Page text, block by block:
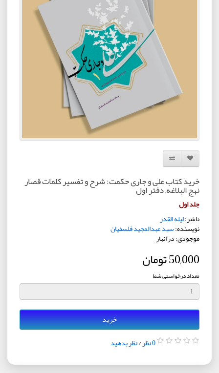
افزودن به لیست دلخواه
مقایسه این محصول
خرید کتاب علی و جاری حکمت: شرح و تفسیر کلمات قصار
نهج البلاغه, دفتر اول
جلد اول
ناشر:لیله القدر
نویسنده:سید عبدالمجید فلسفیان
موجودی: در انبار
50,000 تومان
تعداد درخواستی شما
خرید
0 نظر /نظر بدهید